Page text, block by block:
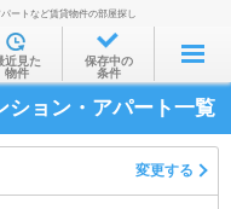
から
から
ートなど賃貸物件の部屋探し
近見た
物件
保存中の
条件
ション・アパート一覧
変更する